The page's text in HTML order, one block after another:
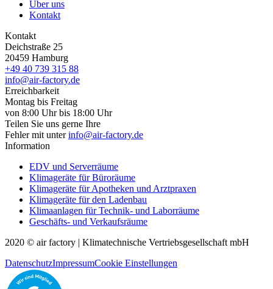
Über uns
Kontakt
Kontakt
Deichstraße 25
20459 Hamburg
+49 40 739 315 88
info@air-factory.de
Erreichbarkeit
Montag bis Freitag
von 8:00 Uhr bis 18:00 Uhr
Teilen Sie uns gerne Ihre
Fehler mit unterinfo@air-factory.de
Information
EDV und Serverräume
Klimageräte für Büroräume
Klimageräte für Apotheken und Arztpraxen
Klimageräte für den Ladenbau
Klimaanlagen für Technik- und Laborräume
Geschäfts- und Verkaufsräume
2020 © air factory | Klimatechnische Vertriebsgesellschaft mbH
DatenschutzImpressumCookie Einstellungen